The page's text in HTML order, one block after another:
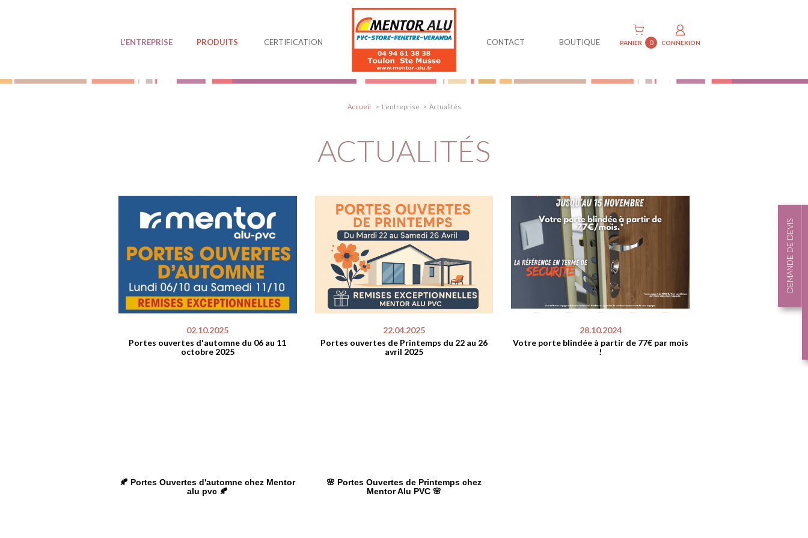
L'ENTREPRISE PRODUITS CERTIFICATION CONTACT BOUTIQUE PANIER 0 CONNEXION
Accueil L'entreprise Actualités
ACTUALITÉS
02.10.2025
Portes ouvertes d'automne du 06 au 11
octobre 2025
🍂 Portes Ouvertes d'automne chez Mentor
alu pvc 🍂
22.04.2025
Portes ouvertes de Printemps du 22 au 26
avril 2025
🌸 Portes Ouvertes de Printemps chez
Mentor Alu PVC 🌸
28.10.2024
Votre porte blindée à partir de 77€ par mois
!
DEMANDE DE DEVIS